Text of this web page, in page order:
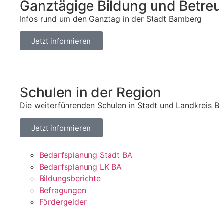
Ganztägige Bildung und
Infos rund um den Ganztag in der Stadt Bamberg
Jetzt informieren
Schulen in der Region
Die weiterführenden Schulen in Stadt und Landkreis
Jetzt informieren
Bedarfsplanung Stadt BA
Bedarfsplanung LK BA
Bildungsberichte
Befragungen
Fördergelder